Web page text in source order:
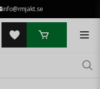
info@rmjakt.se